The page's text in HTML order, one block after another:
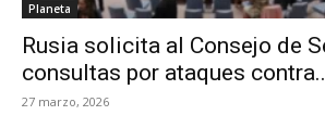
Planeta
Rusia solicita al Consejo de
consultas por ataques
27 marzo, 2026